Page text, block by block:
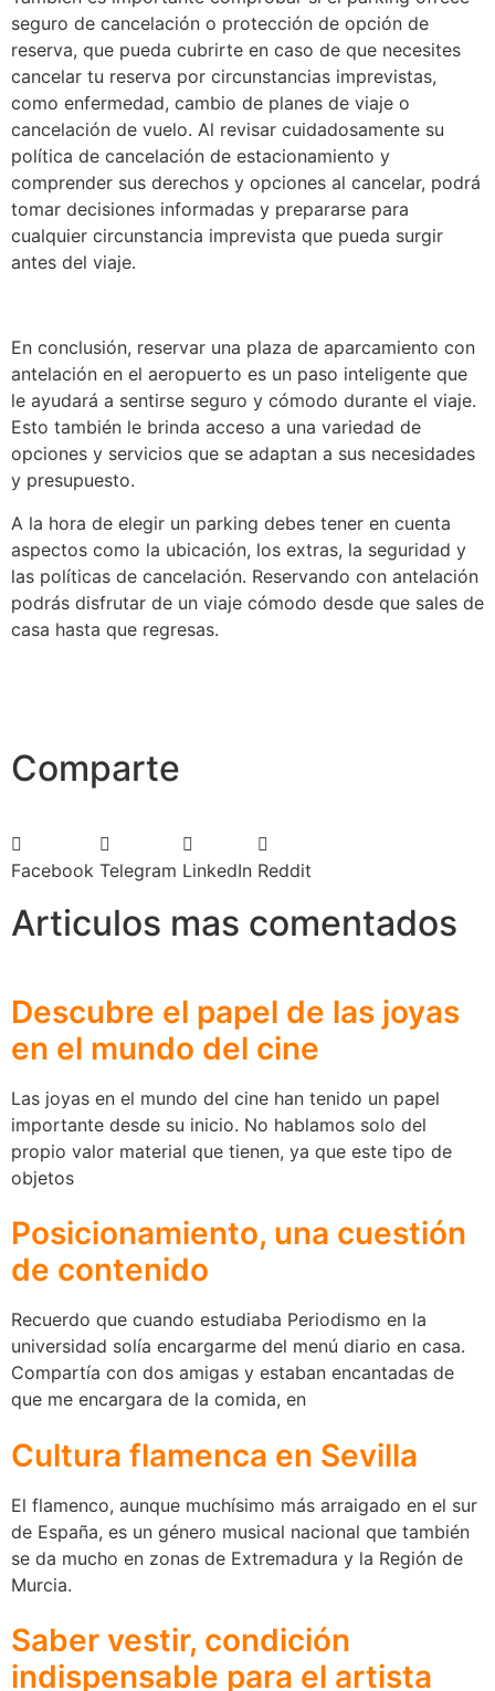
seguro de cancelación o protección de opción de
reserva, que pueda cubrirte en caso de que necesites
cancelar tu reserva por circunstancias imprevistas,
como enfermedad, cambio de planes de viaje o
cancelación de vuelo. Al revisar cuidadosamente su
política de cancelación de estacionamiento y
comprender sus derechos y opciones al cancelar, podrá
tomar decisiones informadas y prepararse para
cualquier circunstancia imprevista que pueda surgir
antes del viaje.
En conclusión, reservar una plaza de aparcamiento con
antelación en el aeropuerto es un paso inteligente que
le ayudará a sentirse seguro y cómodo durante el viaje.
Esto también le brinda acceso a una variedad de
opciones y servicios que se adaptan a sus necesidades
y presupuesto.
A la hora de elegir un parking debes tener en cuenta
aspectos como la ubicación, los extras, la seguridad y
las políticas de cancelación. Reservando con antelación
podrás disfrutar de un viaje cómodo desde que sales de
casa hasta que regresas.
Comparte
Facebook Telegram LinkedIn Reddit
Articulos mas comentados
Descubre el papel de las joyas
en el mundo del cine
Las joyas en el mundo del cine han tenido un papel
importante desde su inicio. No hablamos solo del
propio valor material que tienen, ya que este tipo de
objetos
Posicionamiento, una cuestión
de contenido
Recuerdo que cuando estudiaba Periodismo en la
universidad solía encargarme del menú diario en casa.
Compartía con dos amigas y estaban encantadas de
que me encargara de la comida, en
Cultura flamenca en Sevilla
El flamenco, aunque muchísimo más arraigado en el sur
de España, es un género musical nacional que también
se da mucho en zonas de Extremadura y la Región de
Murcia.
Saber vestir, condición
indispensable para el artista